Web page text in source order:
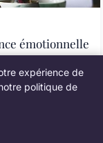
émotionnelle
expérience de
politique de